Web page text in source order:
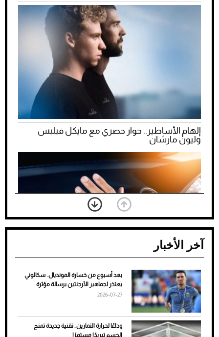
إلهام الأساطير.. حوار حصري مع مايكل فيلبس
وليون مارشان
ضعف تبريد مكيف السيارة عند الوقوف.. أشهر
الأسباب والحلول
آخر الأخبار
بعد أسبوع من خسارة المونديال.. سكالوني
يعتذر لجماهير الأرجنتين برسالة مؤثرة
2026-07-27
وداعًا لحرارة التمارين.. تقنية جديدة تمنح
الجسم تبريدًا مستمرًا